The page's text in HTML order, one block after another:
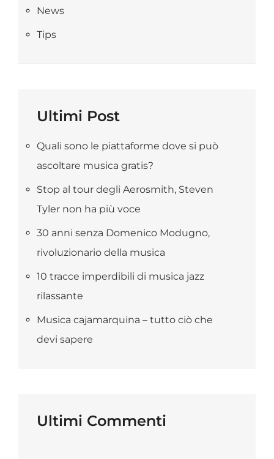
News
Tips
Ultimi Post
Quali sono le piattaforme dove si può
ascoltare musica gratis?
Stop al tour degli Aerosmith, Steven
Tyler non ha più voce
30 anni senza Domenico Modugno,
rivoluzionario della musica
10 tracce imperdibili di musica jazz
rilassante
Musica cajamarquina – tutto ciò che
devi sapere
Ultimi Commenti